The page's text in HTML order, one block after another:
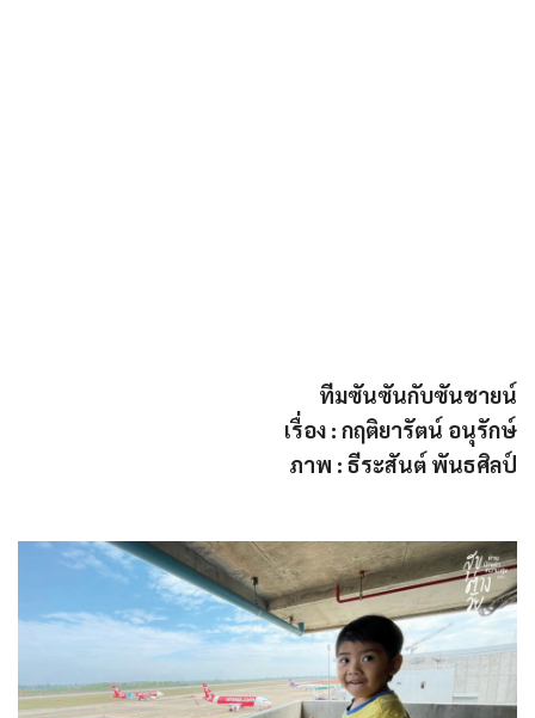
ทีมซันซันกับซันชายน์
เรื่อง : กฤติยารัตน์ อนุรักษ์
ภาพ : ธีระสันต์ พันธศิลป์